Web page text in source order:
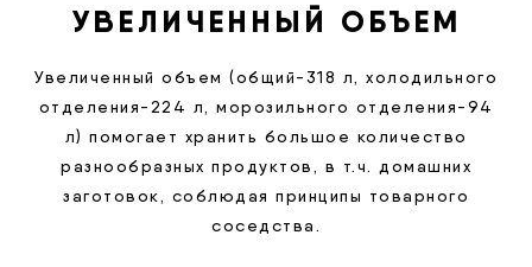
УВЕЛИЧЕННЫЙ ОБЪЕМ
Увеличенный объем (общий-318 л, холодильного
отделения-224 л, морозильного отделения-94
л) помогает хранить большое количество
разнообразных продуктов, в т.ч. домашних
заготовок, соблюдая принципы товарного
соседства.